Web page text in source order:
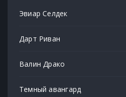
Эвиар Селдек
Дарт Риван
Валин Драко
Темный авангард